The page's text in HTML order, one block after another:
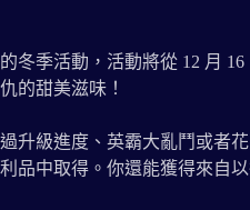
冬季活動，活動將從 12 月
的甜美滋味！
升級進度、英霸大亂鬥或者
品中取得。你還能獲得來自